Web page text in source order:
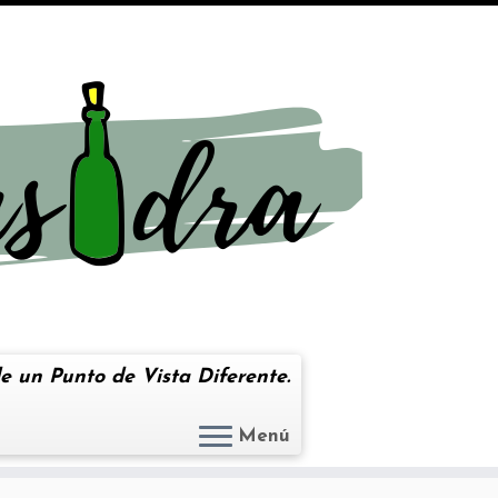
un Punto de Vista Diferente.
Menú